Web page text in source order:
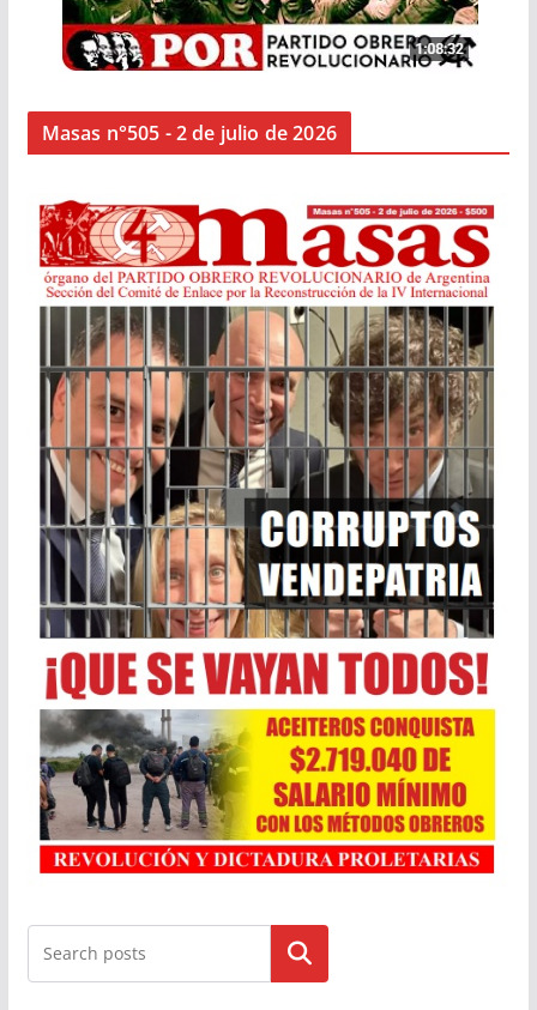
Masas n°505 - 2 de julio de 2026
Buscar